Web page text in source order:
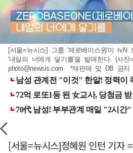
[서울=뉴시스] 그룹 '제로베이스원'이 tvN
'내일의 너에게 닿기를'을 발매한다. (사진
photo@newsis.com *재판매 및 DB 금지
[서울=뉴시스]정혜원 인턴 기자